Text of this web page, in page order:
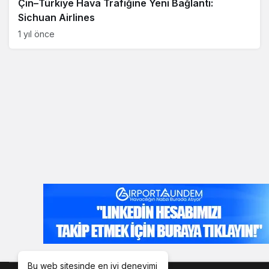
Çin–Türkiye Hava Trafiğine Yeni Bağlantı:
Sichuan Airlines
1 yıl önce
Bu web sitesinde en iyi deneyimi